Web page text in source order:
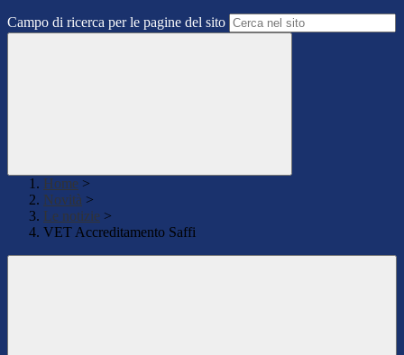
Campo di ricerca per le pagine del sito
Home >
Novità >
Le notizie >
VET Accreditamento Saffi